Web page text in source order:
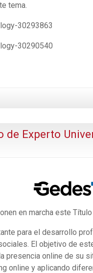
tema.
30293863
30290540
de Experto
en marcha este
para el desarrollo
El objetivo de
presencia online de su
online y aplicando